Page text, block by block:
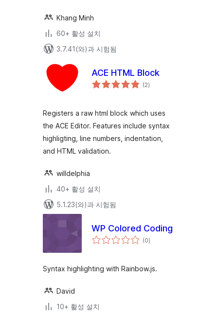
Khang Minh
60+ 활성 설치
3.7.41(와)과 시험됨
ACE HTML Block
(2전
체)
Registers a raw html block which uses
the ACE Editor. Features include syntax
highligting, line numbers, indentation,
and HTML validation.
willdelphia
40+ 활성 설치
5.1.23(와)과 시험됨
WP Colored Coding
(0전
체)
Syntax highlighting with Rainbow.js.
David
10+ 활성 설치